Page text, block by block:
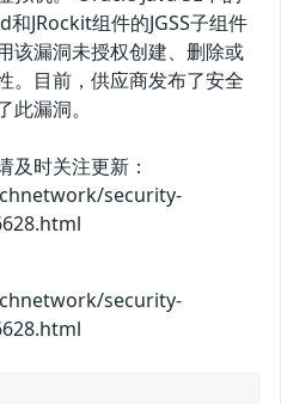
和JRockit组件的JGSS子组件
该漏洞未授权创建、删除或
。目前，供应商发布了安全
漏洞。
及时关注更新：
security-
security-